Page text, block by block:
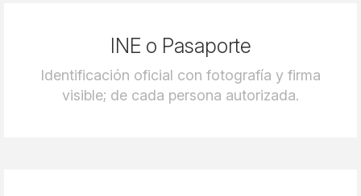
INE o Pasaporte
Identificación oficial con fotografía y firma
visible; de cada persona autorizada.